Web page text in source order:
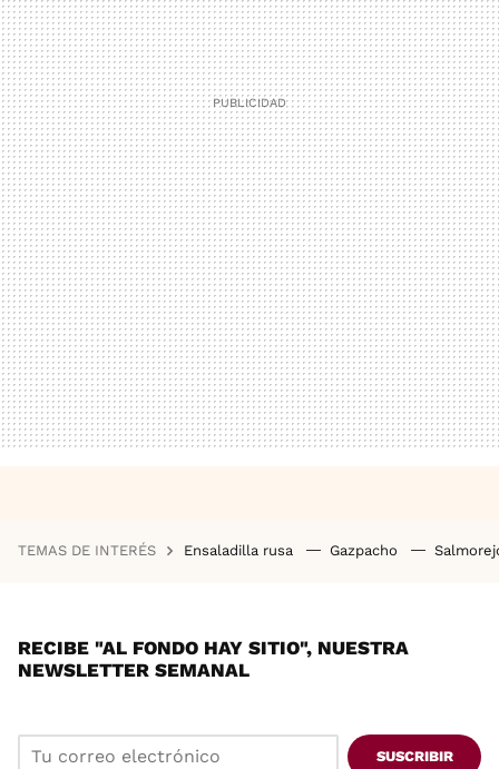
TEMAS DE INTERÉS Ensaladilla rusa Gazpacho
RECIBE "AL FONDO HAY SITIO", NUESTRA
NEWSLETTER SEMANAL
SUSCRIBIR